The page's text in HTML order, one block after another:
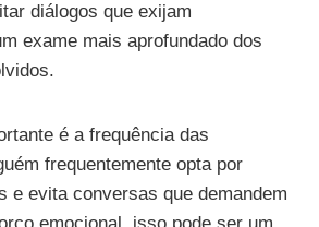
diálogos que exijam
exame mais aprofundado dos
é a frequência das
frequentemente opta por
e evita conversas que demandem